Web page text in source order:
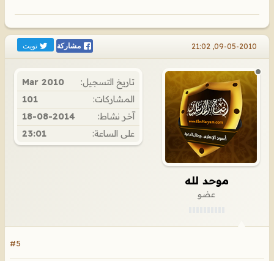
09-05-2010, 21:02 مشاركة تويت
موحد لله
عضو
تاريخ التسجيل:
Mar 2010
المشاركات:
101
آخر نشاط:
18-08-2014
على الساعة:
23:01
#5